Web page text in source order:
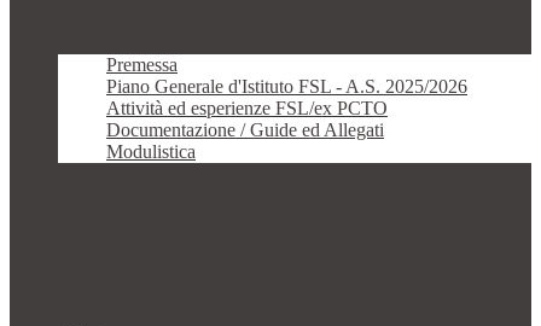
Premessa
Piano Generale d'Istituto FSL - A.S. 2025/2026
Attività ed esperienze FSL/ex PCTO
Documentazione / Guide ed Allegati
Modulistica